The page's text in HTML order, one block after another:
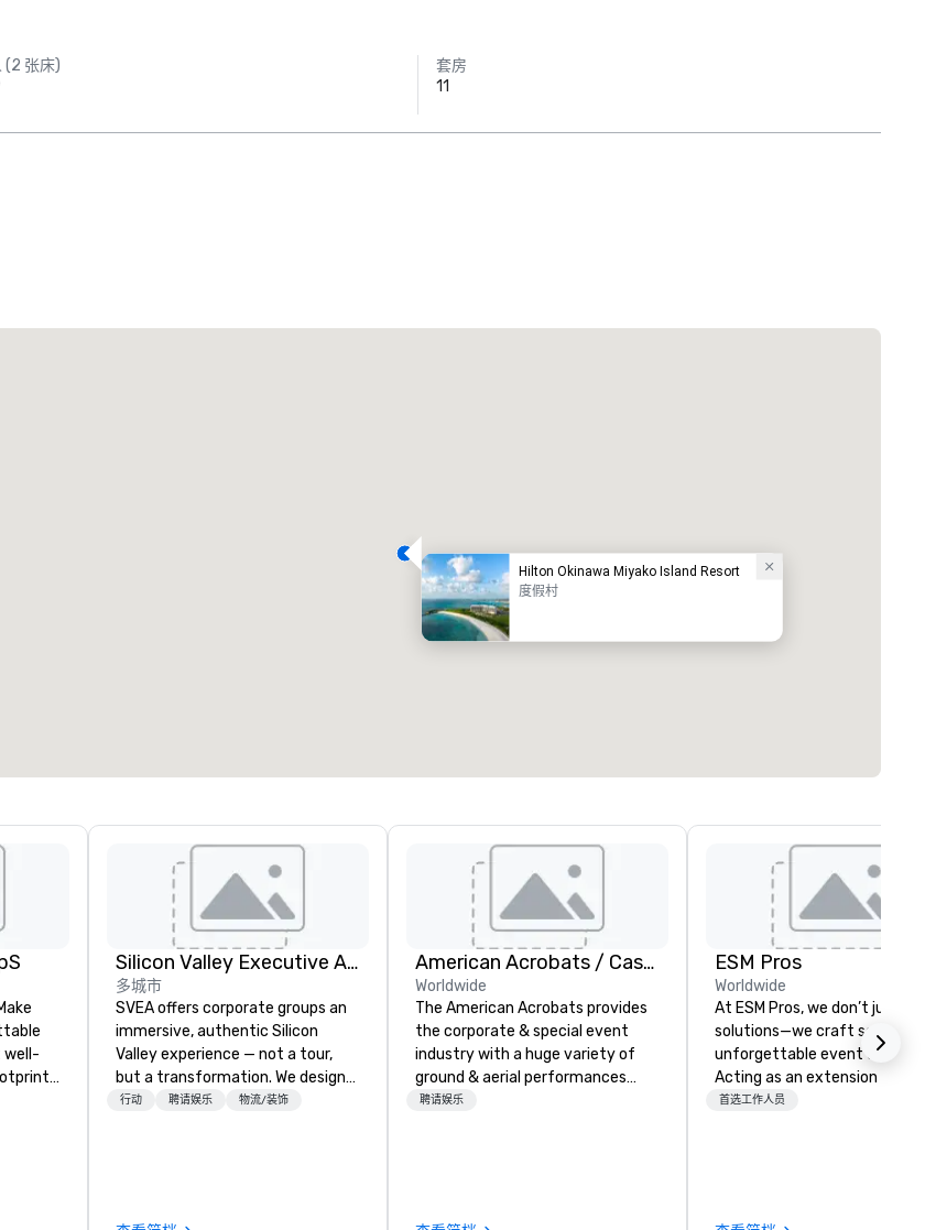
(2 张床)
套房
11
Hilton Okinawa Miyako Island Resort
度假村
with
Silicon Valley Executive Academy
多城市
SVEA offers corporate groups an
immersive, authentic Silicon
Valley experience — not a tour,
but a transformation. We design
and facilitate custom executive
行动 聘请娱乐 物流/装饰
American Acrobats / Castle Productions
Worldwide
The American Acrobats provides
the corporate & special event
industry with a huge variety of
ground & aerial performances
using elite professional
聘请娱乐
ESM Pros
Worldwide
At ESM Pros, we don’t just
solutions—we craft
unforgettable event
Acting as an extension of
team, we bring a
首选工作人员